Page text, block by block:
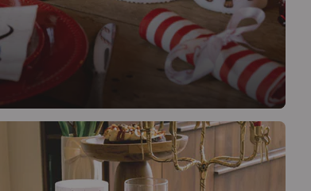
et reconnaissable à la table de Noël,
chaleureuse et ses illustrations joyeuses
suscitera immédiatement un sourire chez vos